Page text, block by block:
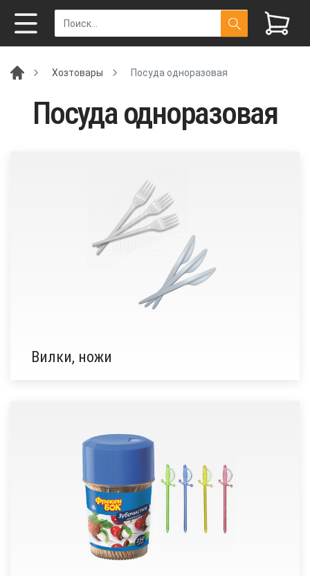
Хозтовары Посуда одноразовая
Посуда одноразовая
Вилки, ножи